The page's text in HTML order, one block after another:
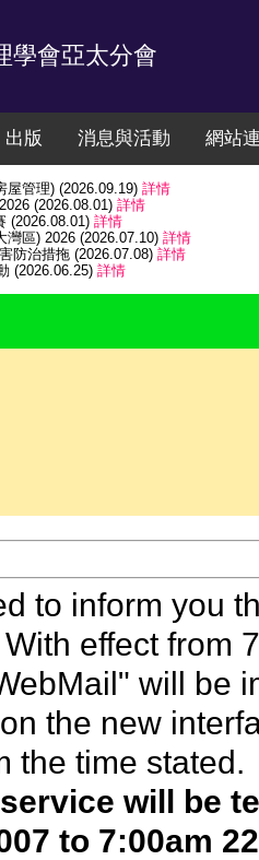
學會亞太分會
出版 消息與活動 網站
屋管理) (2026.09.19) 詳情
(2026.08.01) 詳情
(2026.08.01) 詳情
灣區) 2026 (2026.07.10) 詳情
防治措拖 (2026.07.08) 詳情
(2026.06.25) 詳情
管理中如何解讀『滋擾』 (2026.06.03)
詳情
詳情
候適應與韌性及物業管理從業員成為
詳情
家居睇真 D + 智醒家居睇真 D」導賞
（修訂）條例" (2025.04.09)
詳情
Secretariat (2025.01.28)
詳情
年度大會" (2025.01.09) 詳情
Secretariat (2024.12.24)詳情
賣旗活動 (2024.12.21)詳情
2024 - Elevating Property
詳情
修責任誰屬" (2024.10.26) 詳情
詳情
升降機服務認可計劃」 (2024.09.25)
Secretariat (2024.09.17) 詳情
to inform you
effect from
will be
the new
the time stated.
will be
to 7:00am